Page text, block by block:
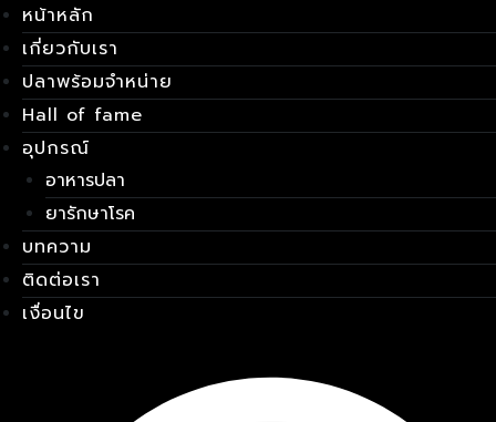
Skip
to
content
หน้าหลัก
เกี่ยวกับเรา
ปลาพร้อมจำหน่าย
Hall of fame
อุปกรณ์
อาหารปลา
ยารักษาโรค
บทความ
ติดต่อเรา
เงื่อนไข
เมนู